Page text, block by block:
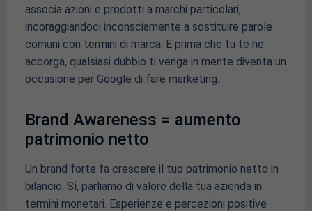
associa azioni e prodotti a marchi particolari,
incoraggiandoci inconsciamente a sostituire parole
comuni con termini di marca. E prima che tu te ne
accorga, qualsiasi dubbio ti venga in mente diventa un
occasione per Google di fare marketing.
Brand Awareness = aumento
patrimonio netto
Un brand forte fa crescere il tuo patrimonio netto in
bilancio. Sì, parliamo di valore della tua azienda in
termini monetari. Esperienze e percezioni positive